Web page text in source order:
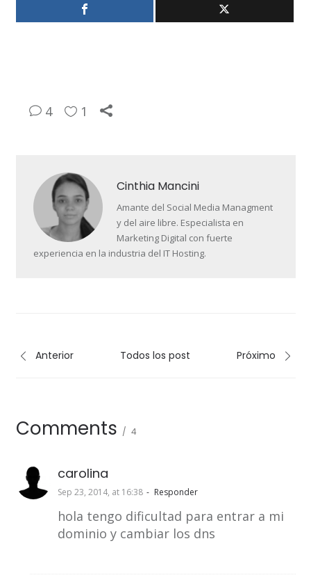
4 1
Cinthia Mancini
Amante del Social Media Managment
y del aire libre. Especialista en
Marketing Digital con fuerte
experiencia en la industria del IT Hosting.
Anterior Todos los post Próximo
Comments 4
carolina
Sep 23, 2014, at 16:38 Responder
hola tengo dificultad para entrar a mi
dominio y cambiar los dns